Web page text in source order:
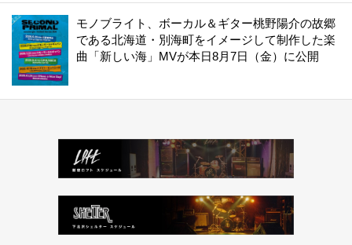
モノブライト、ボーカル＆ギター桃野陽介の故郷
である北海道・別海町をイメージして制作した楽
曲「新しい海」MVが本日8月7日（金）に公開